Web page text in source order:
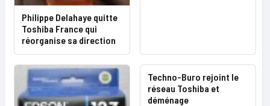
Philippe Delahaye quitte
Toshiba France qui
réorganise sa direction
Techno-Buro rejoint le
réseau Toshiba et
déménage